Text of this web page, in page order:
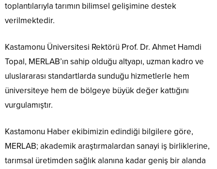
toplantılarıyla tarımın bilimsel gelişimine destek
verilmektedir.
Kastamonu Üniversitesi Rektörü Prof. Dr. Ahmet Hamdi
Topal, MERLAB’ın sahip olduğu altyapı, uzman kadro ve
uluslararası standartlarda sunduğu hizmetlerle hem
üniversiteye hem de bölgeye büyük değer kattığını
vurgulamıştır.
Kastamonu Haber ekibimizin edindiği bilgilere göre,
MERLAB; akademik araştırmalardan sanayi iş birliklerine,
tarımsal üretimden sağlık alanına kadar geniş bir alanda